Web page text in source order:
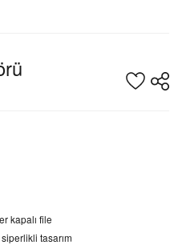
kapalı file
siperlikli tasarım